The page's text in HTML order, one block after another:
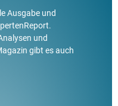
Ausgabe und
und
gibt es auch